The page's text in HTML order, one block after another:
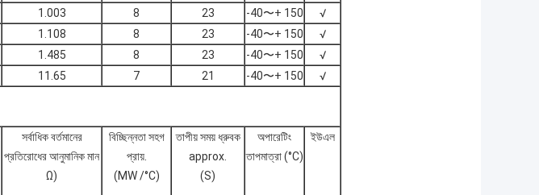
1.003 8 23 -40〜+ 150
√
1.108 8 23 -40〜+ 150
√
1.485 8 23 -40〜+ 150
√
11.65 7 21 -40〜+ 150 √
সর্বাধিক বর্তমানের
প্রতিরোধের আনুমানিক মান
Ω)
বিচ্ছিন্নতা সহগ
প্রায়.
(MW /°C)
তাপীয় সময় ধ্রুবক
approx.
(S)
অপারেটিং
তাপমাত্রা (°C)
ইউএল